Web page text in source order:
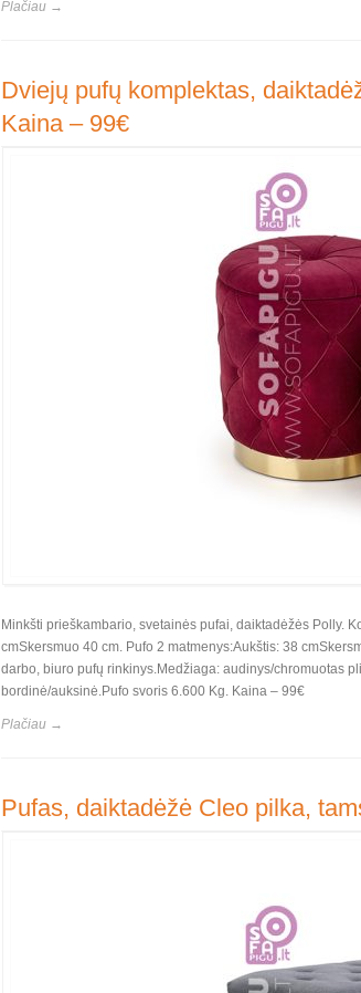
Plačiau →
Dviejų pufų komplektas,
Kaina – 99€
Minkšti prieškambario, svetainės pufai, daiktadėžės Polly.
cmSkersmuo 40 cm. Pufo 2 matmenys:Aukštis: 38
darbo, biuro pufų rinkinys.Medžiaga: audinys/chromuotas
bordinė/auksinė.Pufo svoris 6.600 Kg. Kaina – 99€
Plačiau →
Pufas, daiktadėžė Cleo pilka,